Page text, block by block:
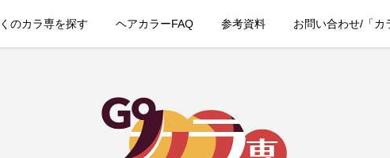
のカラ専を探す ヘアカラーFAQ 参考資料 お問い合わせ/「カ